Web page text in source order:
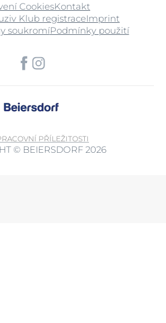
CookiesKontakt
Klub registraceImprint
soukromíPodmínky použití
PŘÍLEŽITOSTI
© BEIERSDORF 2026